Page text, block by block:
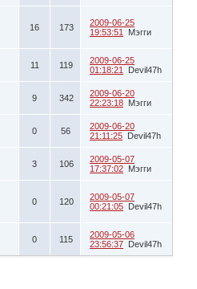
16 173
2009-06-25
19:53:51
Мэгги
11 119
2009-06-25
01:18:21
Devil47h
9 342
2009-06-20
22:23:18 Мэгги
0 56
2009-06-20
21:11:25 Devil47h
3 106
2009-05-07
17:37:02 Мэгги
0 120
2009-05-07
00:21:05 Devil47h
0 115
2009-05-06
23:56:37 Devil47h